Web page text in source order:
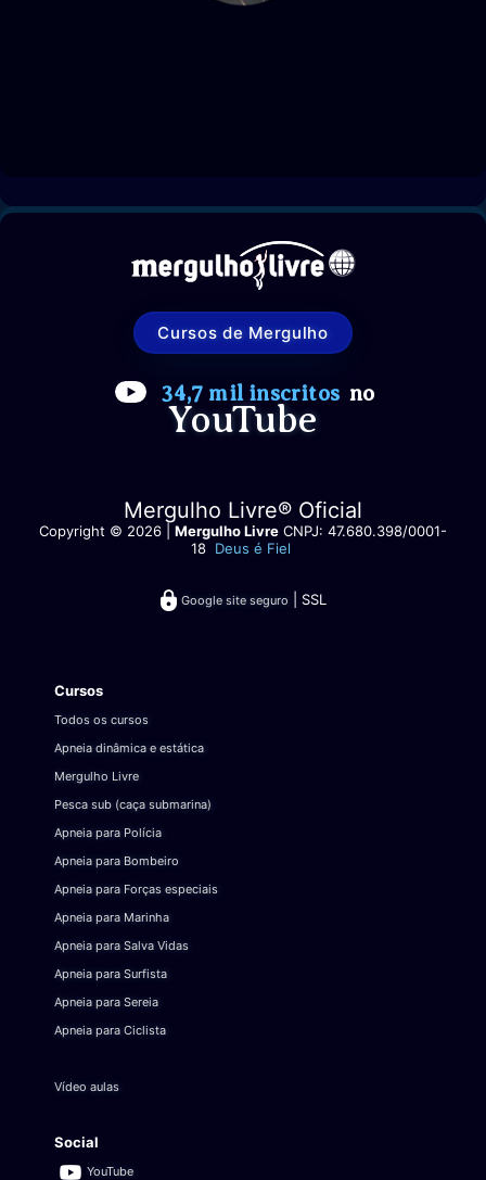
Cursos de Mergulho
34,7 mil inscritos no
YouTube
Mergulho Livre® Oficial
Copyright © 2026 | Mergulho Livre CNPJ: 47.680.398/0001-
18 Deus é Fiel
Google site seguro | SSL
Cursos
Todos os cursos
Apneia dinâmica e estática
Mergulho Livre
Pesca sub (caça submarina)
Apneia para Polícia
Apneia para Bombeiro
Apneia para Forças especiais
Apneia para Marinha
Apneia para Salva Vidas
Apneia para Surfista
Apneia para Sereia
Apneia para Ciclista
Vídeo aulas
Social
YouTube